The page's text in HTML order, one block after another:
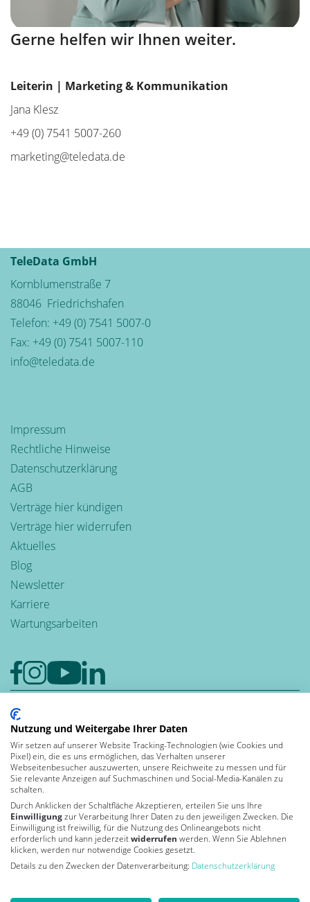
Gerne helfen wir Ihnen weiter.
Leiterin | Marketing & Kommunikation
Jana Klesz
+49 (0) 7541 5007-260
marketing@teledata.de
TeleData GmbH
Kornblumenstraße 7
88046 Friedrichshafen
Telefon: +49 (0) 7541 5007-0
Fax: +49 (0) 7541 5007-110
info@teledata.de
Impressum
Rechtliche Hinweise
Datenschutzerklärung
AGB
Verträge hier kündigen
Verträge hier widerrufen
Aktuelles
Blog
Newsletter
Karriere
Wartungsarbeiten
Leben und
arbeiten in der
4,6
Bewerten auch Sie uns bei Google
Von Kununu ausgezeichnet
als Top Arbeitgeber 2026
Nutzung und Weitergabe Ihrer Daten
Wir setzen auf unserer Website Tracking-Technologien (wie Cookies und
Pixel) ein, die es uns ermöglichen, das Verhalten unserer
Webseitenbesucher auszuwerten, unsere Reichweite zu messen und für
Sie relevante Anzeigen auf Suchmaschinen und Social-Media-Kanälen zu
schalten.
Durch Anklicken der Schaltfläche Akzeptieren, erteilen Sie uns Ihre
Einwilligungzur Verarbeitung Ihrer Daten zu den jeweiligen Zwecken. Die
Einwilligung ist freiwillig, für die Nutzung des Onlineangebots nicht
erforderlich und kann jederzeitwiderrufen werden. Wenn Sie Ablehnen
klicken, werden nur notwendige Cookies gesetzt.
Details zu den Zwecken der Datenverarbeitung: Datenschutzerklärung